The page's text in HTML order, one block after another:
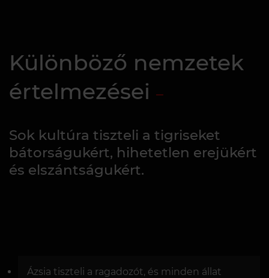
Különböző nemzetek
értelmezései
Sok kultúra tiszteli a tigriseket
bátorságukért, hihetetlen erejükért
és elszántságukért.
Ázsia tiszteli a ragadozót, és minden állat